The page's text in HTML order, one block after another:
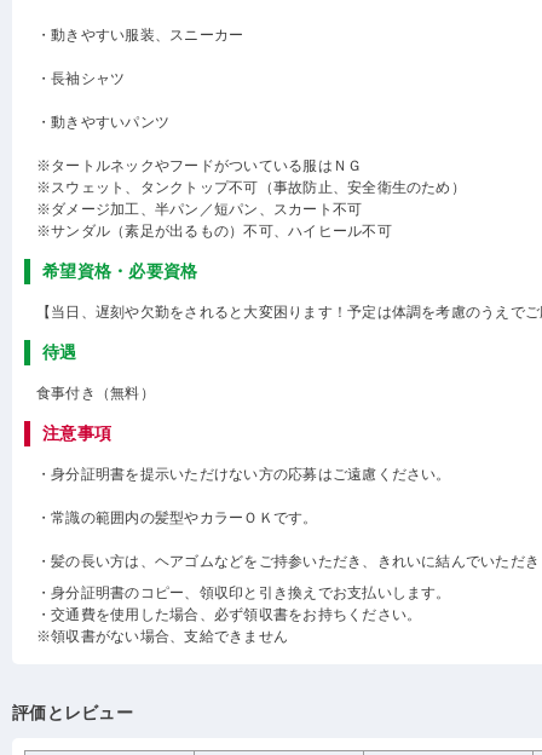
・動きやすい服装、スニーカー
・長袖シャツ
・動きやすいパンツ
※タートルネックやフードがついている服はＮＧ
※スウェット、タンクトップ不可（事故防止、安全衛生のため）
※ダメージ加工、半パン／短パン、スカート不可
※サンダル（素足が出るもの）不可、ハイヒール不可
希望資格・必要資格
【当日、遅刻や欠勤をされると大変困ります！予定は体調を考慮のうえで
待遇
食事付き（無料）
注意事項
・身分証明書を提示いただけない方の応募はご遠慮ください。
・常識の範囲内の髪型やカラーＯＫです。
・髪の長い方は、ヘアゴムなどをご持参いただき、きれいに結んでいただ
・身分証明書のコピー、領収印と引き換えでお支払いします。
・交通費を使用した場合、必ず領収書をお持ちください。
※領収書がない場合、支給できません
評価とレビュー